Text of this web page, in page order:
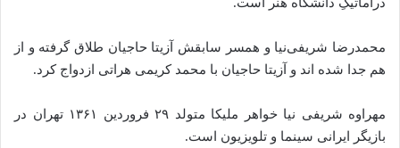
دراماتیکِ دانشگاه هنر است.
محمدرضا شریفی‌نیا و همسر سابقش آزیتا حاجیان طلاق گرفته و از
هم جدا شده اند و آزیتا حاجیان با محمد کریمی هراتی ازدواج کرد.
مهراوه شریفی نیا خواهر ملیکا متولد ۲۹ فروردین ۱۳۶۱ تهران در
بازیگر ایرانی سینما و تلویزیون است.